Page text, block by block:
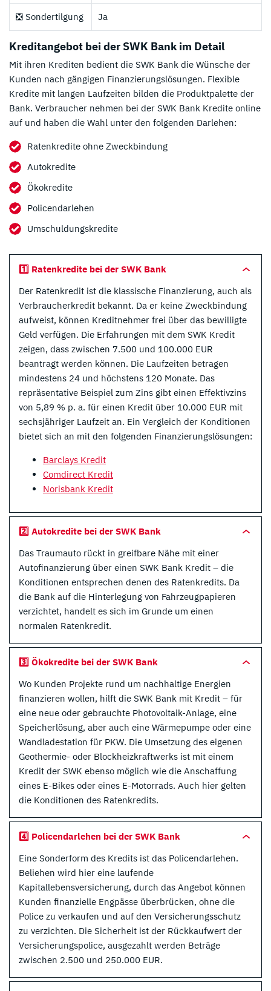
❎ Sondertilgung Ja
Kreditangebot bei der SWK Bank im Detail
Mit ihren Krediten bedient die SWK Bank die Wünsche der
Kunden nach gängigen Finanzierungslösungen. Flexible
Kredite mit langen Laufzeiten bilden die Produktpalette der
Bank. Verbraucher nehmen bei der SWK Bank Kredite online
auf und haben die Wahl unter den folgenden Darlehen:
Ratenkredite ohne Zweckbindung
Autokredite
Ökokredite
Policendarlehen
Umschuldungskredite
1️⃣ Ratenkredite bei der SWK Bank
Der Ratenkredit ist die klassische Finanzierung, auch als
Verbraucherkredit bekannt. Da er keine Zweckbindung
aufweist, können Kreditnehmer frei über das bewilligte
Geld verfügen. Die Erfahrungen mit dem SWK Kredit
zeigen, dass zwischen 7.500 und 100.000 EUR
beantragt werden können. Die Laufzeiten betragen
mindestens 24 und höchstens 120 Monate. Das
repräsentative Beispiel zum Zins gibt einen Effektivzins
von 5,89 % p. a. für einen Kredit über 10.000 EUR mit
sechsjähriger Laufzeit an. Ein Vergleich der Konditionen
bietet sich an mit den folgenden Finanzierungslösungen:
Barclays Kredit
Comdirect Kredit
Norisbank Kredit
2️⃣ Autokredite bei der SWK Bank
Das Traumauto rückt in greifbare Nähe mit einer
Autofinanzierung über einen SWK Bank Kredit – die
Konditionen entsprechen denen des Ratenkredits. Da
die Bank auf die Hinterlegung von Fahrzeugpapieren
verzichtet, handelt es sich im Grunde um einen
normalen Ratenkredit.
3️⃣ Ökokredite bei der SWK Bank
Wo Kunden Projekte rund um nachhaltige Energien
finanzieren wollen, hilft die SWK Bank mit Kredit – für
eine neue oder gebrauchte Photovoltaik-Anlage, eine
Speicherlösung, aber auch eine Wärmepumpe oder eine
Wandladestation für PKW. Die Umsetzung des eigenen
Geothermie- oder Blockheizkraftwerks ist mit einem
Kredit der SWK ebenso möglich wie die Anschaffung
eines E-Bikes oder eines E-Motorrads. Auch hier gelten
die Konditionen des Ratenkredits.
4️⃣ Policendarlehen bei der SWK Bank
Eine Sonderform des Kredits ist das Policendarlehen.
Beliehen wird hier eine laufende
Kapitallebensversicherung, durch das Angebot können
Kunden finanzielle Engpässe überbrücken, ohne die
Police zu verkaufen und auf den Versicherungsschutz
zu verzichten. Die Sicherheit ist der Rückkaufwert der
Versicherungspolice, ausgezahlt werden Beträge
zwischen 2.500 und 250.000 EUR.